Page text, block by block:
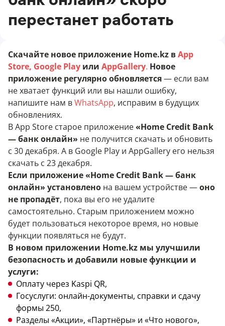
перестанет работать
Скачайте новое приложение Home.kz вApp
Store, Google Play или AppGallery. Новое
приложение регулярно обновляется— если вам
не хватает функций или вы нашли ошибку,
напишите нам вWhatsApp, исправим в будущих
обновлениях.
В App Store старое приложение«Home Credit Bank
— банк онлайн» не получится скачать и обновить
с 30 декабря. А в Google Play и AppGallery его нельзя
скачать с 23 декабря.
Если приложение «Home Credit Bank — банк
онлайн» установлено на вашем устройстве —оно
не пропадёт, пока вы его не удалите
самостоятельно. Старым приложением можно
будет пользоваться некоторое время, но новые
функции появляться не будут.
В новом приложении Home.kz мы улучшили
безопасность и добавили новые функции и
услуги:
Оплату через Kaspi QR,
Госуслуги: онлайн-документы, справки и сдачу
формы 250,
Разделы «Акции», «Партнёры» и «Что нового»,